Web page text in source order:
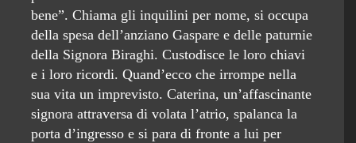
bene”. Chiama gli inquilini per nome, si occupa
della spesa dell’anziano Gaspare e delle paturnie
della Signora Biraghi. Custodisce le loro chiavi
e i loro ricordi. Quand’ecco che irrompe nella
sua vita un imprevisto. Caterina, un’affascinante
signora attraversa di volata l’atrio, spalanca la
porta d’ingresso e si para di fronte a lui per